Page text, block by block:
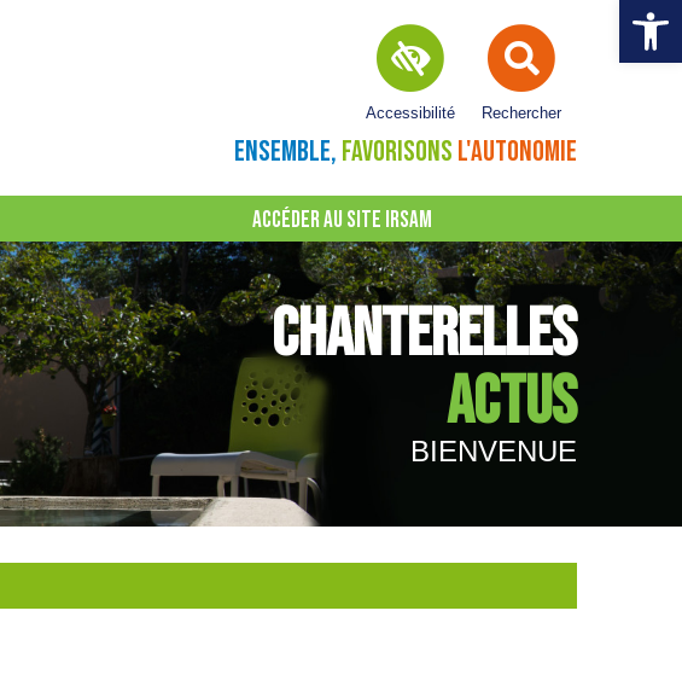
Ouvrir
Rechercher
Accessibilité
ENSEMBLE, FAVORISONS L'AUTONOMIE
ACCÉDER AU SITE IRSAM
CHANTERELLES
ACTUS
BIENVENUE